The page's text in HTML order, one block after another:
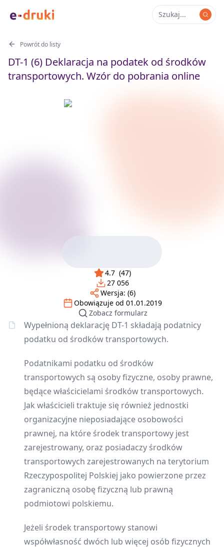
Powrót do listy
DT-1 (6) Deklaracja na podatek od środków
transportowych. Wzór do pobrania online
4.7 (47)
27 056
Wersja: (6)
Obowiązuje od 01.01.2019
Zobacz formularz
Wypełnioną deklarację DT-1 składają podatnicy
podatku od środków transportowych.
Podatnikami podatku od środków
transportowych są osoby fizyczne, osoby prawne,
będące właścicielami środków transportowych.
Jak właścicieli traktuje się również jednostki
organizacyjne nieposiadające osobowości
prawnej, na które środek transportowy jest
zarejestrowany, oraz posiadaczy środków
transportowych zarejestrowanych na terytorium
Rzeczypospolitej Polskiej jako powierzone przez
zagraniczną osobę fizyczną lub prawną
podmiotowi polskiemu.
Jeżeli środek transportowy stanowi
współwłasność dwóch lub więcej osób fizycznych